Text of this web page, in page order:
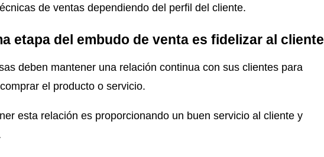
de ventas dependiendo del perfil del cliente.
etapa del embudo de venta es fidelizar al cliente
deben mantener una relación continua con sus clientes para
el producto o servicio.
esta relación es proporcionando un buen servicio al cliente y